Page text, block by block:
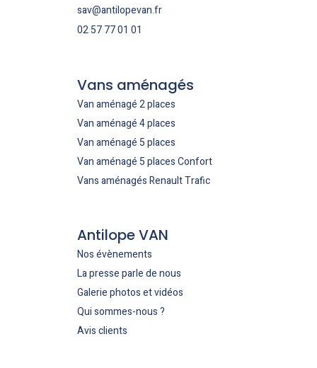
sav@antilopevan.fr
02 57 77 01 01
Vans aménagés
Van aménagé 2 places
Van aménagé 4 places
Van aménagé 5 places
Van aménagé 5 places Confort
Vans aménagés Renault Trafic
Antilope VAN
Nos évènements
La presse parle de nous
Galerie photos et vidéos
Qui sommes-nous ?
Avis clients